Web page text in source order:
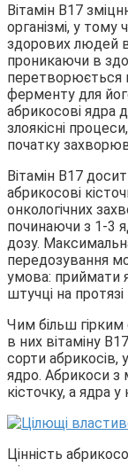
Вітамін В17
організмі, у тому
здорових людей
проникаючи в
перетворюється
ферменту для
абрикосові ядра
злоякісні
початку
Вітамін В17
абрикосові
онкологічних
починаючи з 1-3
дозу.
передозування
умова: приймати
штучці на
Чим більш
в них вітаміну
сорти абрикосів,
ядро. Абрикоси з
кісточку, а ядра у
Цінність